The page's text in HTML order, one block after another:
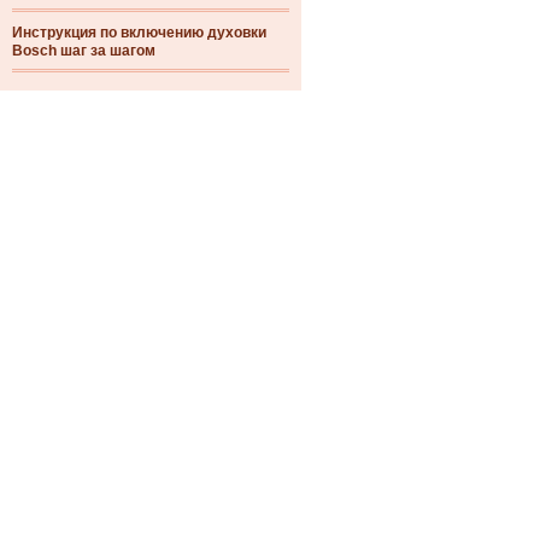
Инструкция по включению духовки
Bosch шаг за шагом